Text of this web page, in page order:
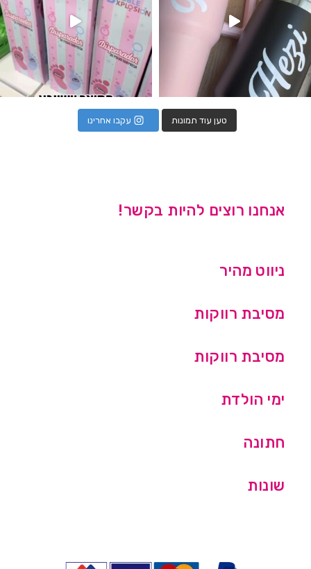
טען עוד תמונות עקבו אחרינו
אנחנו רוצים להיות בקשר!
ניווט מהיר
מסיבת רווקות
מסיבת רווקות
ימי הולדת
חתונה
שונות